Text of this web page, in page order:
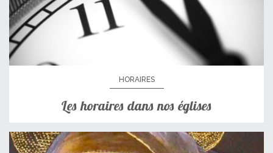
HORAIRES
Les horaires dans nos églises